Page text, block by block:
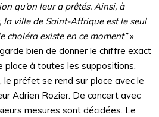
qu’on leur a prêtés. Ainsi, à
la ville de Saint-Affrique est le seul
choléra existe en ce moment”».
bien de donner le chiffre exact
place à toutes les suppositions.
le préfet se rend sur place avec le
Adrien Rozier. De concert avec
mesures sont décidées. Le